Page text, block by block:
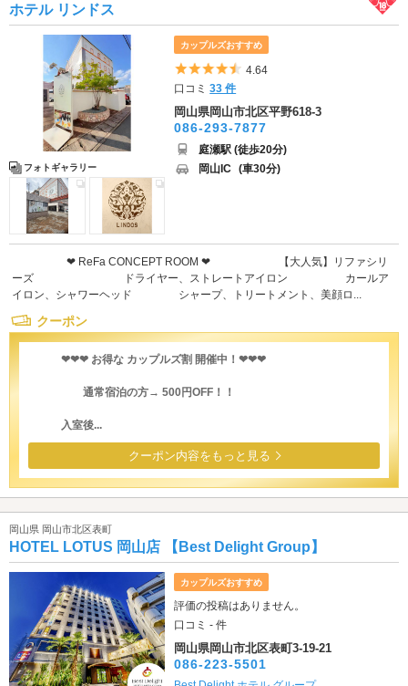
ホテル リンドス
フォトギャラリー
カップルズおすすめ
5つ星のうち4.5
4.64
口コミ33 件
岡山県岡山市北区平野618-3
086-293-7877
庭瀬駅 (徒歩20分)
岡山IC (車30分)
❤︎ ReFa CONCEPT ROOM ❤︎ 【大人気】リファシリ
ーズ ドライヤー、ストレートアイロン カールア
イロン、シャワーヘッド シャープ、トリートメント、美顔ロ...
クーポン
❤︎❤︎❤︎ お得な カップルズ割 開催中！❤︎❤︎❤︎
通常宿泊の方→ 500円OFF！！
入室後...
クーポン内容をもっと見る
岡山県 岡山市北区表町
HOTEL LOTUS 岡山店 【Best Delight Group】
カップルズおすすめ
評価の投稿はありません。
口コミ - 件
岡山県岡山市北区表町3-19-21
086-223-5501